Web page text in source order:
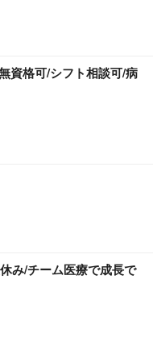
資格可/シフト相談可/病
み/チーム医療で成長で